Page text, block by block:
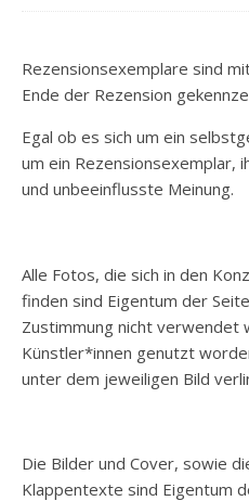
Rezensionsexemplare sind
Ende der Rezension
Egal ob es sich um ein
um ein Rezensionsexemplar,
und unbeeinflusste Meinung.
Alle Fotos, die sich in den
finden sind Eigentum der
Zustimmung nicht verwendet
Künstler*innen genutzt
unter dem jeweiligen Bild
Die Bilder und Cover, sowie
Klappentexte sind Eigentum